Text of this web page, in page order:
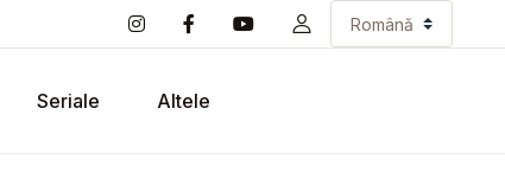
Seriale Altele